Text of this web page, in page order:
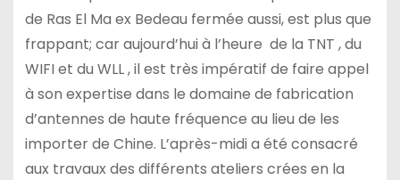
de Ras El Ma ex Bedeau fermée aussi, est plus que
frappant; car aujourd’hui à l’heure de la TNT , du
WIFI et du WLL , il est très impératif de faire appel
à son expertise dans le domaine de fabrication
d’antennes de haute fréquence au lieu de les
importer de Chine. L’après-midi a été consacré
aux travaux des différents ateliers crées en la